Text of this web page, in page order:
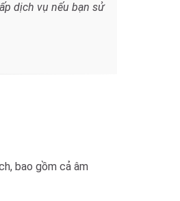
dịch vụ nếu bạn sử
bao gồm cả âm